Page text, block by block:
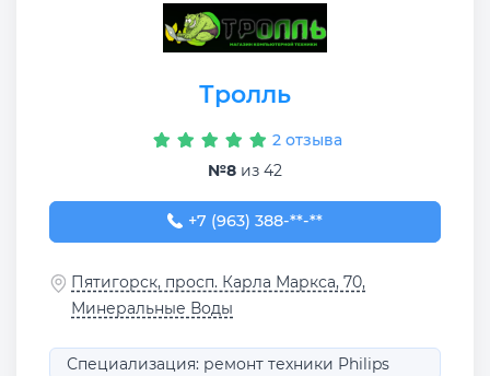
Тролль
2 отзыва
№8 из 42
+7 (963) 388-78-20
+7 (963) 388-**-**
Пятигорск, просп. Карла Маркса, 70,
Минеральные Воды
Специализация: ремонт техники Philips